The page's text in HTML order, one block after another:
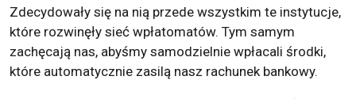
Zdecydowały się na nią przede wszystkim te instytucje,
które rozwinęły sieć wpłatomatów. Tym samym
zachęcają nas, abyśmy samodzielnie wpłacali środki,
które automatycznie zasilą nasz rachunek bankowy.